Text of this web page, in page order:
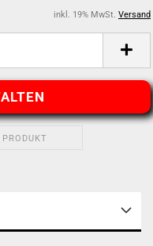
inkl. 19% MwSt. Versand